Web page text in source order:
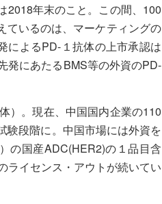
2018年末のこと。この間、100
ているのは、マーケティングの
によるPD-１抗体の上市承認は
発にあたるBMS等の外資のPD-
）。現在、中国国内企業の110
験段階に。中国市場には外資を
の国産ADC(HER2)の１品目含
ライセンス・アウトが続いてい